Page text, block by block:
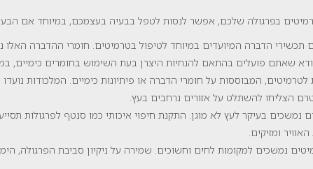
בפרגולה שלכם, אפשר לנסות לטפל בבעיה בעצמכם, במיוחד אם
שאתם פועלים בהתאם להנחיות היצרן בעת השימוש בחומרים כימיים,
לטרמיטים, המבוססות על חומרי הדברה או פיתיונות כימיים. המלכודות
הצליחו להשתלט על אזורים נרחבים בעץ.
נמשכים בעיקר לעץ לא מוגן. התקנת חיפוי איכותי כמו סנטף לפרגולות
ומזיקים.
נמשכים למקומות לחים וחשוכים. שמירה על ניקיון סביבת הפרגולה,